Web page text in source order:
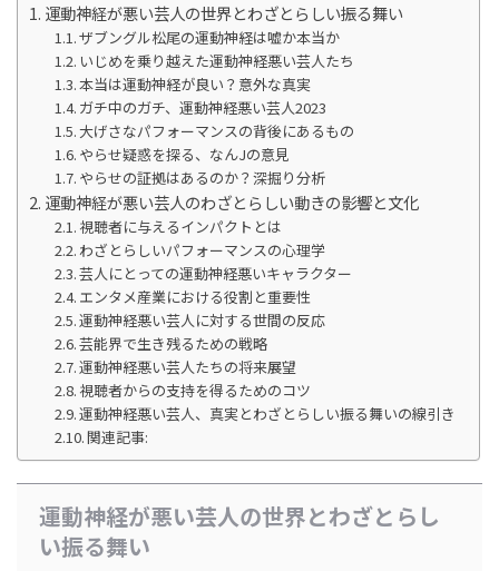
運動神経が悪い芸人の世界とわざとらしい振る舞い
ザブングル松尾の運動神経は嘘か本当か
いじめを乗り越えた運動神経悪い芸人たち
本当は運動神経が良い？意外な真実
ガチ中のガチ、運動神経悪い芸人2023
大げさなパフォーマンスの背後にあるもの
やらせ疑惑を探る、なんJの意見
やらせの証拠はあるのか？深掘り分析
運動神経が悪い芸人のわざとらしい動きの影響と文化
視聴者に与えるインパクトとは
わざとらしいパフォーマンスの心理学
芸人にとっての運動神経悪いキャラクター
エンタメ産業における役割と重要性
運動神経悪い芸人に対する世間の反応
芸能界で生き残るための戦略
運動神経悪い芸人たちの将来展望
視聴者からの支持を得るためのコツ
運動神経悪い芸人、真実とわざとらしい振る舞いの線引き
関連記事:
運動神経が悪い芸人の世界とわざとらし
い振る舞い